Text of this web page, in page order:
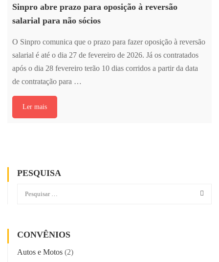
Sinpro abre prazo para oposição à reversão
salarial para não sócios
O Sinpro comunica que o prazo para fazer oposição à reversão
salarial é até o dia 27 de fevereiro de 2026. Já os contratados
após o dia 28 fevereiro terão 10 dias corridos a partir da data
de contratação para …
Ler mais
PESQUISA
CONVÊNIOS
Autos e Motos (2)